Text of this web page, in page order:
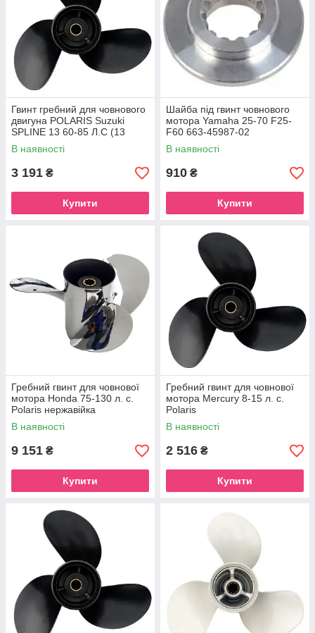
Гвинт гребний для човнового
двигуна POLARIS Suzuki
SPLINE 13 60-85 Л.С (13
1/2X15)
В наявності
3 191 ₴
Купити
Шайба під гвинт човнового
мотора Yamaha 25-70 F25-
F60 663-45987-02
В наявності
910 ₴
Купити
Гребний гвинт для човнової
мотора Honda 75-130 л. с.
Polaris нержавійка
В наявності
9 151 ₴
Купити
Гребний гвинт для човнової
мотора Mercury 8-15 л. с.
Polaris
В наявності
2 516 ₴
Купити